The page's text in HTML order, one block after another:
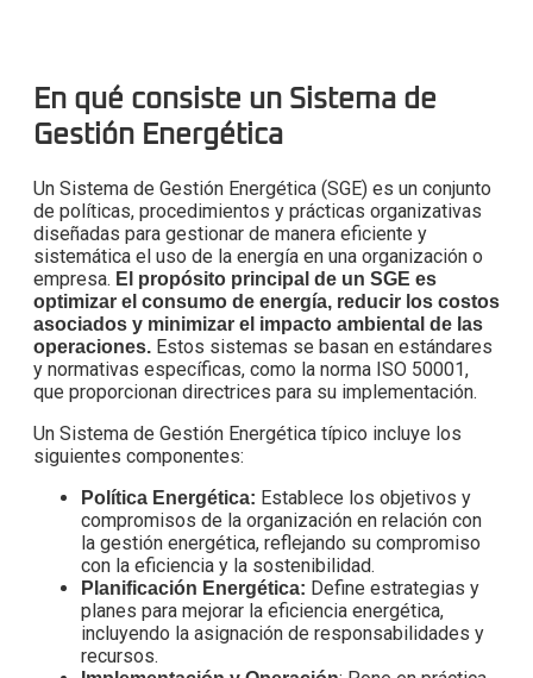
En qué consiste un Sistema de
Gestión Energética
Un Sistema de Gestión Energética (SGE) es un conjunto
de políticas, procedimientos y prácticas organizativas
diseñadas para gestionar de manera eficiente y
sistemática el uso de la energía en una organización o
empresa. El propósito principal de un SGE es
optimizar el consumo de energía, reducir los costos
asociados y minimizar el impacto ambiental de las
operaciones. Estos sistemas se basan en estándares
y normativas específicas, como la norma ISO 50001,
que proporcionan directrices para su implementación.
Un Sistema de Gestión Energética típico incluye los
siguientes componentes:
Política Energética: Establece los objetivos y
compromisos de la organización en relación con
la gestión energética, reflejando su compromiso
con la eficiencia y la sostenibilidad.
Planificación Energética: Define estrategias y
planes para mejorar la eficiencia energética,
incluyendo la asignación de responsabilidades y
recursos.